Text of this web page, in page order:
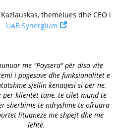
themelues dhe CEO i
UAB Synergium
me "Paysera" për disa vite
i pagesave dhe funksionalitet e
sjellin kënaqësi si për ne,
për klientët tanë, të cilët mund të
shërbime të ndryshme të ofruara
lituaneze më shpejt dhe më
lehtë.